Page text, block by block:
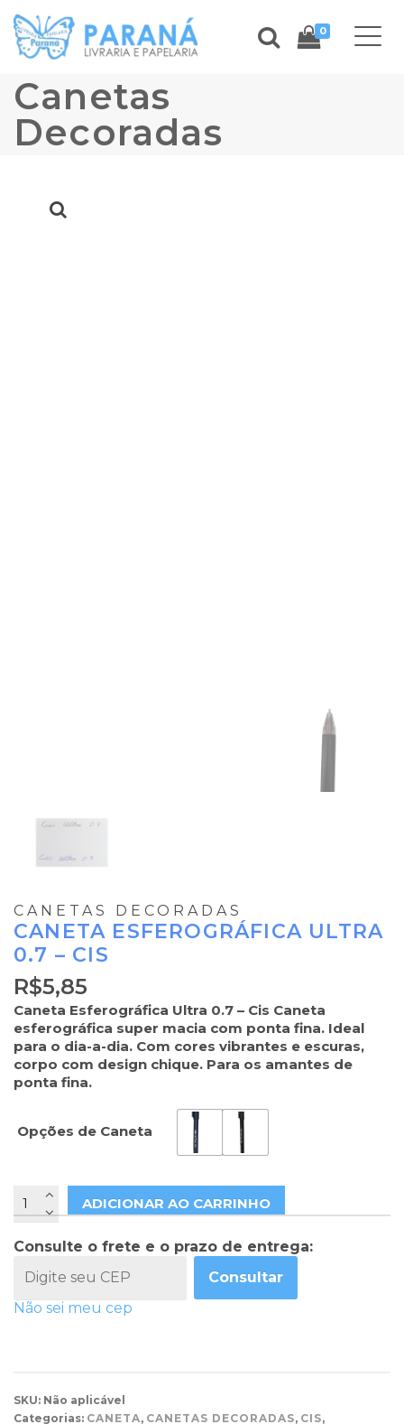
0
Canetas
Decoradas
CANETAS DECORADAS
CANETA ESFEROGRÁFICA ULTRA
0.7 – CIS
R$5,85
Caneta Esferográfica Ultra 0.7 – Cis Caneta
esferográfica super macia com ponta fina. Ideal
para o dia-a-dia. Com cores vibrantes e escuras,
corpo com design chique. Para os amantes de
ponta fina.
Opções de Caneta
ADICIONAR AO CARRINHO
Consulte o frete e o prazo de entrega:
Consultar
Não sei meu cep
SKU: Não aplicável
Categorias: CANETA, CANETAS DECORADAS, CIS,